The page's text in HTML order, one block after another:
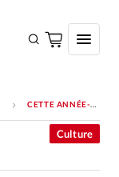
CETTE ANNÉE-LÀ…
Culture